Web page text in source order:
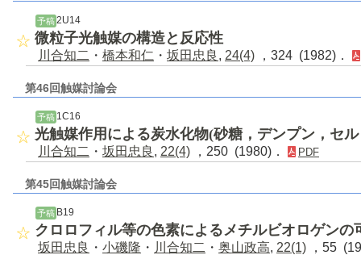
予稿 2U14
微粒子光触媒の構造と反応性
川合知二 ・ 橋本和仁 ・ 坂田忠良 , 24(4) ，324 (1982)．
第46回触媒討論会
予稿1C16
光触媒作用による炭水化物(砂糖，デンプン，セ
川合知二 ・ 坂田忠良 , 22(4) ，250 (1980)． PDF
第45回触媒討論会
予稿B19
クロロフィル等の色素によるメチルビオロゲンの
坂田忠良 ・ 小磯隆 ・ 川合知二 ・ 奥山政高, 22(1) ，55